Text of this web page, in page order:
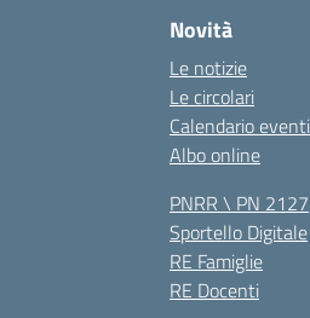
Novità
Le notizie
Le circolari
Calendario eventi
Albo online
PNRR \ PN 2127
Sportello Digitale
RE Famiglie
RE Docenti